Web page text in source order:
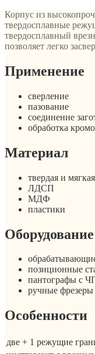
Корпус из
твердосплавные
твердосплавный
позволяет легко
Применение
сверление
пазование
соединение
обработка
Материал
твердая и
ЛДСП
МДФ
пластики
Оборудование
позиционные
пантографы с
ручные фрезеры
Особенности
две + 1 режущие